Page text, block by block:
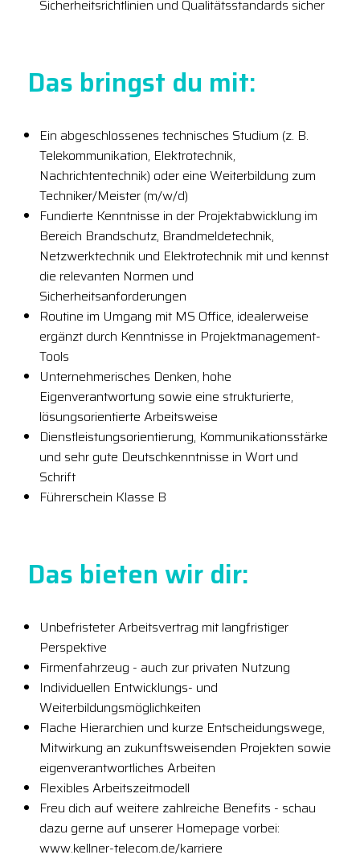
Sicherheitsrichtlinien und Qualitätsstandards sicher
Das bringst du mit:
Ein abgeschlossenes technisches Studium (z. B.
Telekommunikation, Elektrotechnik,
Nachrichtentechnik) oder eine Weiterbildung zum
Techniker/Meister (m/w/d)
Fundierte Kenntnisse in der Projektabwicklung im
Bereich Brandschutz, Brandmeldetechnik,
Netzwerktechnik und Elektrotechnik mit und kennst
die relevanten Normen und
Sicherheitsanforderungen
Routine im Umgang mit MS Office, idealerweise
ergänzt durch Kenntnisse in Projektmanagement-
Tools
Unternehmerisches Denken, hohe
Eigenverantwortung sowie eine strukturierte,
lösungsorientierte Arbeitsweise
Dienstleistungsorientierung, Kommunikationsstärke
und sehr gute Deutschkenntnisse in Wort und
Schrift
Führerschein Klasse B
Das bieten wir dir:
Unbefristeter Arbeitsvertrag mit langfristiger
Perspektive
Firmenfahrzeug - auch zur privaten Nutzung
Individuellen Entwicklungs- und
Weiterbildungsmöglichkeiten
Flache Hierarchien und kurze Entscheidungswege,
Mitwirkung an zukunftsweisenden Projekten sowie
eigenverantwortliches Arbeiten
Flexibles Arbeitszeitmodell
Freu dich auf weitere zahlreiche Benefits - schau
dazu gerne auf unserer Homepage vorbei:
www.kellner-telecom.de/karriere